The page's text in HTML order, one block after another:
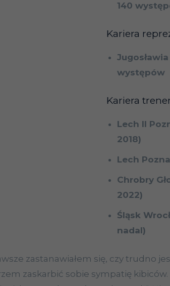
140
Kariera
Jugosławia
występów
Kariera
Lech II
2018)
Lech
Chrobry
2022)
Śląsk
nadal)
zastanawiałem się, czy trudno
zaskarbić sobie sympatię kibiców.